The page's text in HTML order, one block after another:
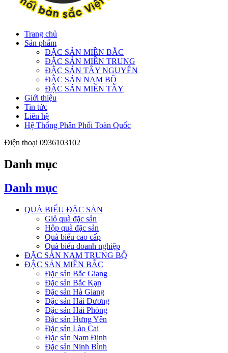
Trang chủ
Sản phẩm
ĐẶC SẢN MIỀN BẮC
ĐẶC SẢN MIỀN TRUNG
ĐẶC SẢN TÂY NGUYÊN
ĐẶC SẢN NAM BỘ
ĐẶC SẢN MIỀN TÂY
Giới thiệu
Tin tức
Liên hệ
Hệ Thống Phân Phối Toàn Quốc
Điện thoại 0936103102
Danh mục
Danh mục
QUÀ BIẾU ĐẶC SẢN
Giỏ quà đặc sản
Hộp quà đặc sản
Quà biếu cao cấp
Quà biếu doanh nghiệp
ĐẶC SẢN NAM TRUNG BỘ
ĐẶC SẢN MIỀN BẮC
Đặc sản Bắc Giang
Đặc sản Bắc Kạn
Đặc sản Hà Giang
Đặc sản Hải Dương
Đặc sản Hải Phòng
Đặc sản Hưng Yên
Đặc sản Lào Cai
Đặc sản Nam Định
Đặc sản Ninh Bình